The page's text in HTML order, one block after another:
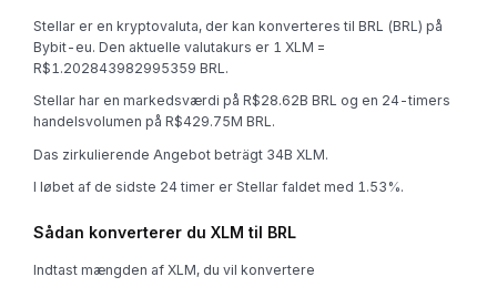
Stellar er en kryptovaluta, der kan konverteres til BRL (BRL) på
Bybit-eu. Den aktuelle valutakurs er 1 XLM =
R$1.202843982995359 BRL.
Stellar har en markedsværdi på R$28.62B BRL og en 24-timers
handelsvolumen på R$429.75M BRL.
Das zirkulierende Angebot beträgt 34B XLM.
I løbet af de sidste 24 timer er Stellar faldet med 1.53%.
Sådan konverterer du XLM til BRL
Indtast mængden af XLM, du vil konvertere